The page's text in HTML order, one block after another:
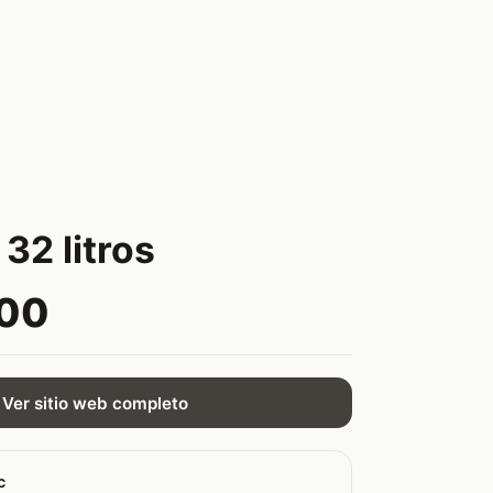
litros
Ver sitio web completo